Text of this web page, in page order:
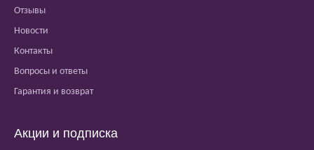
Отзывы
Новости
Контакты
Вопросы и ответы
Гарантия и возврат
Акции и подписка